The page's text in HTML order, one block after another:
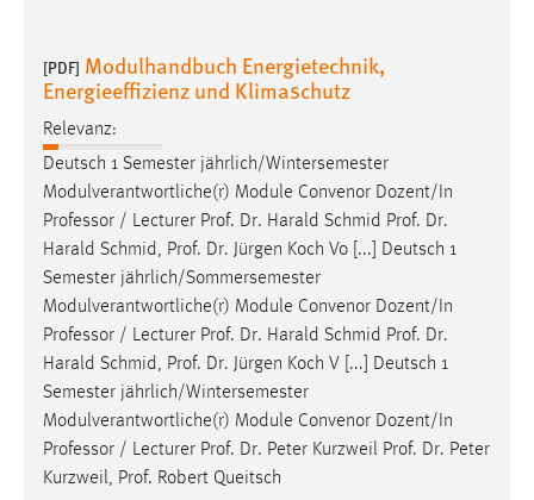
[PDF] Modulhandbuch Energietechnik,
Energieeffizienz und Klimaschutz
Relevanz:
Deutsch 1 Semester jährlich/Wintersemester
Modulverantwortliche(r) Module Convenor Dozent/In
Professor / Lecturer Prof. Dr. Harald Schmid Prof. Dr.
Harald Schmid, Prof. Dr. Jürgen Koch Vo [...] Deutsch 1
Semester jährlich/Sommersemester
Modulverantwortliche(r) Module Convenor Dozent/In
Professor / Lecturer Prof. Dr. Harald Schmid Prof. Dr.
Harald Schmid, Prof. Dr. Jürgen Koch V [...] Deutsch 1
Semester jährlich/Wintersemester
Modulverantwortliche(r) Module Convenor Dozent/In
Professor / Lecturer Prof. Dr. Peter Kurzweil Prof. Dr. Peter
Kurzweil, Prof. Robert Queitsch